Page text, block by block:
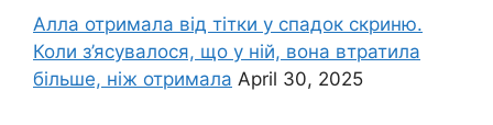
Алла отримала від тітки у спадок скриню.
Коли з’ясувалося, що у ній, вона втратила
більше, ніж отримала April 30, 2025